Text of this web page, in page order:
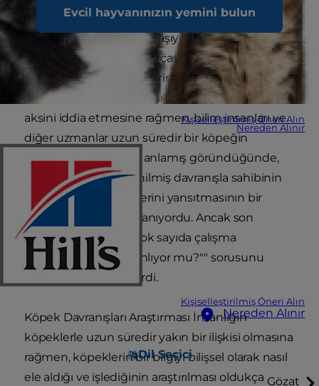
Evcil hayvanınızın yemini bulun
Kişiselleştirilmiş Öneri Alın
Nereden Alınır
Kişiselleştirilmiş Öneri Alın
Nereden Alınır
Dil Seçici
Gözat
Onlar binlerce yıldır bizim en yakın
arkadaşlarımız. Bizimle yaşıyor, bizimle çalışıyorlar
ve hatta ailemizin bir parçası oluyorlar ancak bu
yine de köpeklerin sözlerimizi ve duygularımızı
anlayabilmesini sağlar mı? Köpek sahiplerinin
aksini iddia etmesine rağmen, bilim insanları ve
diğer uzmanlar uzun süredir bir köpeğin
sahibinin ne dediğini anlamış göründüğünde,
bunun yalnızca öğrenilmiş davranışla sahibinin
köpeğe insan niteliklerini yansıtmasının bir
birleşimi olduğuna inanıyordu. Ancak son
zamanlarda yapılan çok sayıda çalışma
""köpekler insanları anlıyor mu?"" sorusunu
tekrar gündeme getirdi.
Köpek Davranışları Araştırması İnsanlığın
köpeklerle uzun süredir yakın bir ilişkisi olmasına
rağmen, köpeklerin bir bilgiyi bilişsel olarak nasıl
ele aldığı ve işlediğinin araştırılması oldukça